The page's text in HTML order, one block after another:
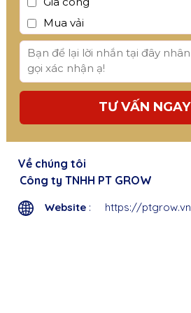
TƯ VẤN NGAY
Mua vải
Về chúng tôi
Công ty TNHH PT GROW
Website : https://ptgrow.vn